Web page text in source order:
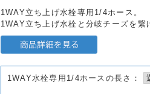
1WAY立ち上げ水栓専用1/4ホース。
1WAY立ち上げ水栓と分岐チーズを繋
1WAY水栓専用1/4ホースの長さ：